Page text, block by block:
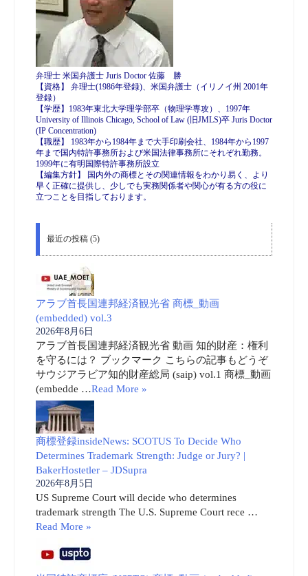
弁理士 米国弁護士 Juris Doctor 佐藤 勝
【資格】 弁理士(1986年登録)、米国弁護士（イリノイ州 2001年
登録）
【学歴】1983年東北大学理学部卒（物理学専攻）、1997年
University of Illinois Chicago, School of Law (旧JMLS)卒 Juris Doctor
(IP Concentration)
【職歴】 1983年から1984年まで大手印刷会社、1984年から1997
年まで国内特許事務所および米国法律事務所にそれぞれ勤務。
1999年に有明国際特許事務所設立
【編集方針】 国内外の商標とその関連情報をわかり易く、より
早く正確に提供し、少しでも実務関係者や関心が有る方の役に
立つことを目指しております。
最近の投稿 (5)
アラブ首長国連邦経済観光省 商標_動画
(embedded) vol.3
2026年8月6日
アラブ首長国連邦経済観光省 動画 知的財産：権利
を守るには？ ブックマーク こちらの記事もどうぞ
サウジアラビア知的財産総局 (saip) vol.1 商標_動画
(embedde …Read More »
商標登録insideNews: SCOTUS To Decide Who
Determines Trademark Strength: Judge or Jury? |
BakerHostetler – JDSupra
2026年8月5日
US Supreme Court will decide who determines
trademark strength The U.S. Supreme Court rece …
Read More »